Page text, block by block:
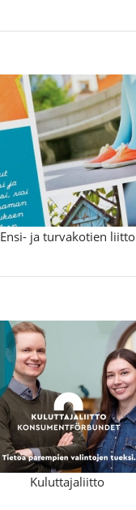
Ensi- ja turvakotien liitto
Kuluttajaliitto